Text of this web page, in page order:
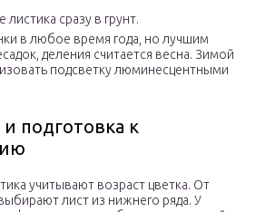
сразу в грунт.
в любое время года, но лучшим
деления считается весна. Зимой
подсветку люминесцентными
подготовка к
учитывают возраст цветка. От
лист из нижнего ряда. У